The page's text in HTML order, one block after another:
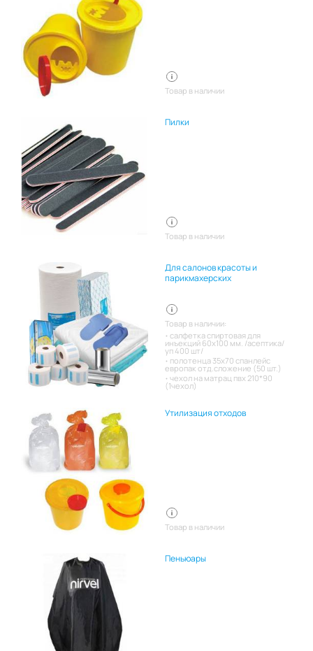
Товар в наличии
Пилки
Товар в наличии
Для салонов красоты и
парикмахерских
Товар в наличии:
салфетка спиртовая для
инъекций 60х100 мм. /асептика/
уп 400 шт/
полотенца 35х70 спанлейс
европак отд.сложение (50 шт.)
чехол на матрац пвх 210*90
(1чехол)
Утилизация отходов
Товар в наличии
Пеньюары